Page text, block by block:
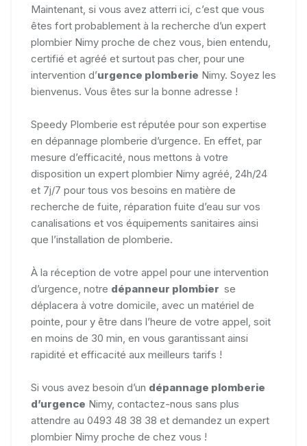
Maintenant, si vous avez atterri ici, c’est que vous
êtes fort probablement à la recherche d’un expert
plombier Nimy proche de chez vous, bien entendu,
certifié et agréé et surtout pas cher, pour une
intervention d’urgence plomberie Nimy. Soyez les
bienvenus. Vous êtes sur la bonne adresse !
Speedy Plomberie est réputée pour son expertise
en dépannage plomberie d’urgence. En effet, par
mesure d’efficacité, nous mettons à votre
disposition un expert plombier Nimy agréé, 24h/24
et 7j/7 pour tous vos besoins en matière de
recherche de fuite, réparation fuite d’eau sur vos
canalisations et vos équipements sanitaires ainsi
que l’installation de plomberie.
À la réception de votre appel pour une intervention
d’urgence, notre dépanneur plombier se
déplacera à votre domicile, avec un matériel de
pointe, pour y être dans l’heure de votre appel, soit
en moins de 30 min, en vous garantissant ainsi
rapidité et efficacité aux meilleurs tarifs !
Si vous avez besoin d’un dépannage plomberie
d’urgence Nimy, contactez-nous sans plus
attendre au 0493 48 38 38 et demandez un expert
plombier Nimy proche de chez vous !